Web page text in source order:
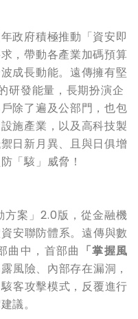
政府積極推動「資安即
，帶動各產業加碼預算
成長動能。遠傳擁有堅
研發能量，長期扮演企
除了遍及公部門，也包
施產業，以及高科技製
日新月異、且與日俱增
「駭」威脅！
案」2.0版，從金融機
安聯防體系。遠傳與數
曲中，首部曲 「掌握風
風險、內部存在漏洞，
客攻擊模式，反覆進行
議。